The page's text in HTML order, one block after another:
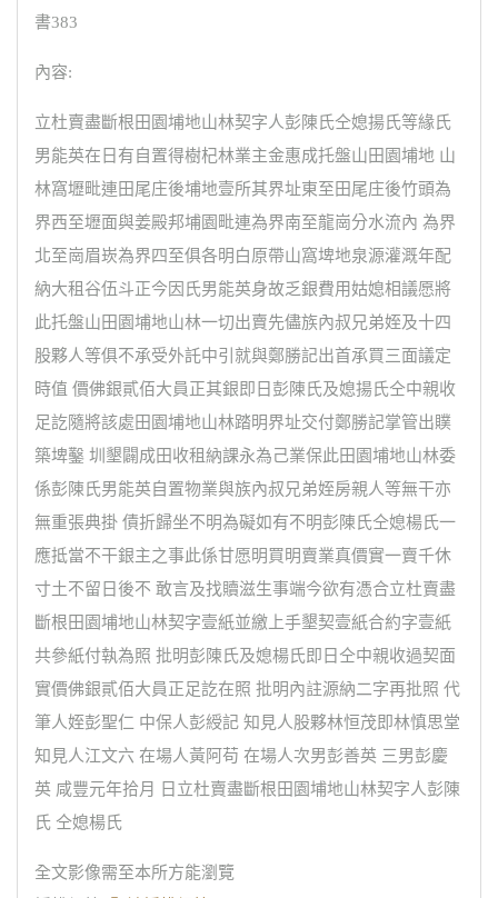
書383
內容:
立杜賣盡斷根田園埔地山林契字人彭陳氏仝媳揚氏等緣氏
男能英在日有自置得樹杞林業主金惠成托盤山田園埔地 山
林窩壢毗連田尾庄後埔地壹所其界址東至田尾庄後竹頭為
界西至壢面與姜殿邦埔園毗連為界南至龍崗分水流內 為界
北至崗眉崁為界四至俱各明白原帶山窩埤地泉源灌溉年配
納大租谷伍斗正今因氏男能英身故乏銀費用姑媳相議愿將
此托盤山田園埔地山林一切出賣先儘族內叔兄弟姪及十四
股夥人等俱不承受外託中引就與鄭勝記出首承買三面議定
時值 價佛銀貳佰大員正其銀即日彭陳氏及媳揚氏仝中親收
足訖隨將該處田園埔地山林踏明界址交付鄭勝記掌管出贌
築埤鑿 圳墾闢成田收租納課永為己業保此田園埔地山林委
係彭陳氏男能英自置物業與族內叔兄弟姪房親人等無干亦
無重張典掛 債折歸坐不明為礙如有不明彭陳氏仝媳楊氏一
應抵當不干銀主之事此係甘愿明買明賣業真價實一賣千休
寸土不留日後不 敢言及找贖滋生事端今欲有憑合立杜賣盡
斷根田園埔地山林契字壹紙並繳上手墾契壹紙合約字壹紙
共參紙付執為照 批明彭陳氏及媳楊氏即日仝中親收過契面
實價佛銀貳佰大員正足訖在照 批明內註源納二字再批照 代
筆人姪彭聖仁 中保人彭綬記 知見人股夥林恒茂即林慎思堂
知見人江文六 在場人黃阿苟 在場人次男彭善英 三男彭慶
英 咸豐元年拾月 日立杜賣盡斷根田園埔地山林契字人彭陳
氏 仝媳楊氏
全文影像需至本所方能瀏覽